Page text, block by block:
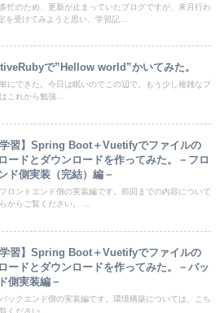
忙のため、更新が止まっていたブログですが、来月行わ
を受けてみようと思い、学習記...
で”Hellow world”かいてみた。
にできた。今日は眠いのでこの辺で。もう少し複雑なプ
これから勉強...
学習】Spring Boot＋Vuetifyでファイルの
ードとダウンロードを作ってみた。－フロ
ド側実装（完結）編－
ロントエンド側の実装編です。前回までの内容について
からご覧ください。 ...
学習】Spring Boot＋Vuetifyでファイルの
ードとダウンロードを作ってみた。－バッ
側実装編－
ックエンド側の実装編です。環境構築については、こち
ください。 ...